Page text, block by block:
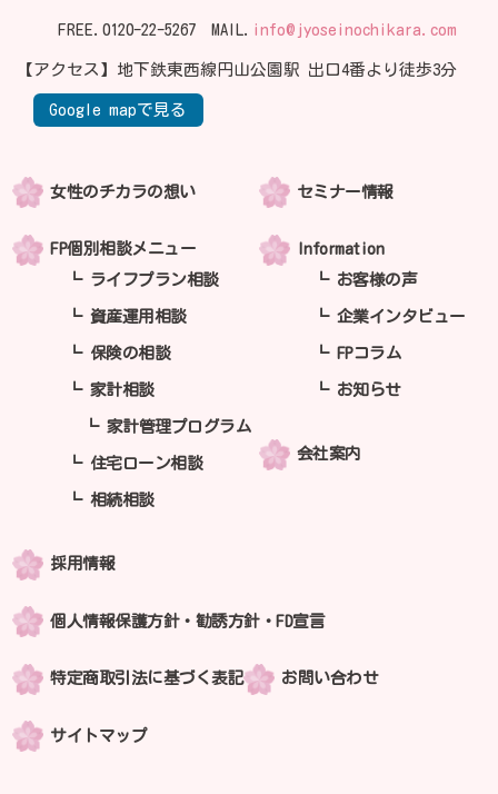
FREE. 0120-22-5267 MAIL. info@jyoseinochikara.com
【アクセス】地下鉄東西線円山公園駅 出口4番より徒歩3分
Google mapで見る
女性のチカラの想い
FP個別相談メニュー
ライフプラン相談
資産運用相談
保険の相談
家計相談
家計管理プログラム
住宅ローン相談
相続相談
セミナー情報
Information
お客様の声
企業インタビュー
FPコラム
お知らせ
会社案内
採用情報
個人情報保護方針・勧誘方針・FD宣言
特定商取引法に基づく表記 お問い合わせ
サイトマップ